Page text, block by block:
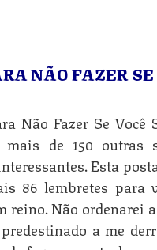
NÃO FAZER
Não Fazer Se
mais de 150 outras
Esta
86 lembretes para
reino. Não ordenarei
a me